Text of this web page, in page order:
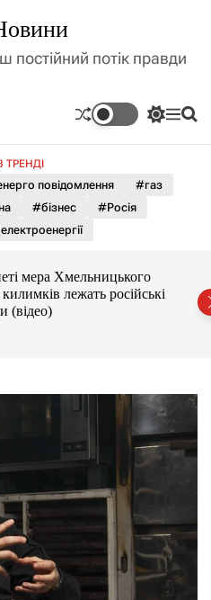
потік правди
П
м
к
о
л
ь
г
о
и
м
у
М П
ТРЕНДІ
повідомлення
#газ
#бізнес
#Росія
мера Хмельницького
килимків лежать російські
(відео)